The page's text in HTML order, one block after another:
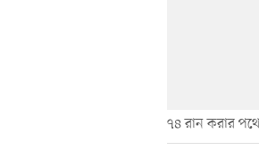
৭৪ রান করার